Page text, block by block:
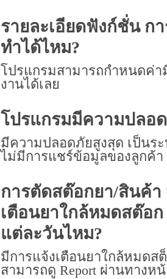
รายละเอียดฟังก์ชั่น ก
ทำได้ไหม?
โปรแกรมสามารถกำหนดค่า
งานได้เลย
โปรแกรมมีความปลอ
มีความปลอดภัยสูงสุด เป็นร
ไม่มีการแชร์ข้อมูลของลูกค้า
การตัดสต๊อกยา/สินค้า
เตือนยาใกล้หมดสต๊อ
แต่ละวันไหม?
มีการแจ้งเตือนยาใกล้หมดส
สามารถดู Report ผ่านทางห